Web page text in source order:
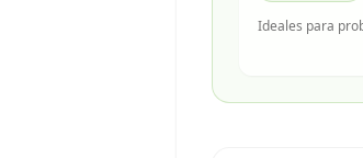
Ideales para